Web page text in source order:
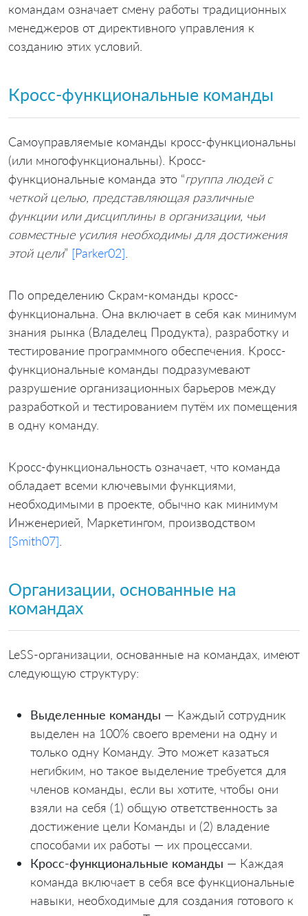
командам означает смену работы традиционных
менеджеров от директивного управления к
созданию этих условий.
Кросс-функциональные команды
Самоуправляемые команды кросс-функциональны
(или многофункциональны). Кросс-
функциональные команда это “группа людей с
четкой целью, представляющая различные
функции или дисциплины в организации, чьи
совместные усилия необходимы для достижения
этой цели” [Parker02]
По определению Скрам-команды кросс-
функциональна. Она включает в себя как минимум
знания рынка (Владелец Продукта), разработку и
тестирование программного обеспечения. Кросс-
функциональные команды подразумевают
разрушение организационных барьеров между
разработкой и тестированием путём их помещения
в одну команду.
Кросс-функциональность означает, что команда
обладает всеми ключевыми функциями,
необходимыми в проекте, обычно как минимум
Инженерией, Маркетингом, производством
[Smith07]
Организации, основанные на
командах
LeSS-организации, основанные на командах, имеют
следующую структуру:
Выделенные команды — Каждый сотрудник
выделен на 100% своего времени на одну и
только одну Команду. Это может казаться
негибким, но такое выделение требуется для
членов команды, если вы хотите, чтобы они
взяли на себя (1) общую ответственность за
достижение цели Команды и (2) владение
способами их работы — их процессами.
Кросс-функциональные команды — Каждая
команда включает в себя все функциональные
навыки, необходимые для создания готового к